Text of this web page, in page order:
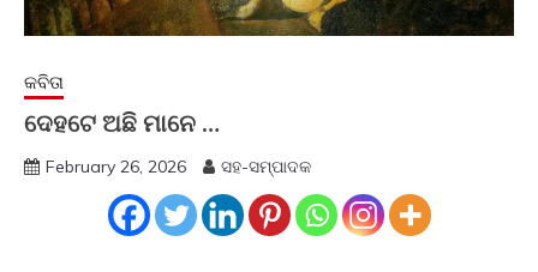
କବିତା
ଦେହଟେ ଅଛି ମାନେ …
February 26, 2026 ସହ-ସମ୍ପାଦକ